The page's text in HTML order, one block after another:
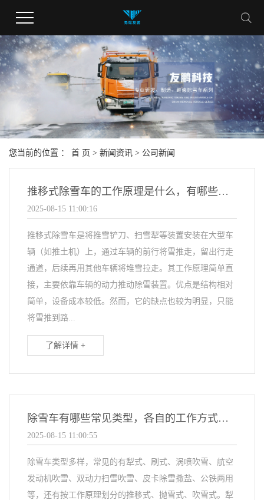
您当前的位置 ： 首 页 > 新闻资讯 > 公司新闻
推移式除雪车的工作原理是什么，有哪些优缺点及适用情况？
2025-08-15 11:00:16
推移式除雪车是将推雪铲刀、扫雪犁等装置安装在大型车
辆（如推土机）上，通过车辆的前行将雪推走，留出行走
通道，后续再用其他车辆将堆雪拉走。其工作原理简单直
接，主要依靠车辆的动力推动除雪装置。优点是结构相对
简单，设备成本较低。然而，它的缺点也较为明显，只能
将雪推到路...
了解详情 +
除雪车有哪些常见类型，各自的工作方式和适用场景是怎样的？
2025-08-15 11:00:55
除雪车类型多样，常见的有犁式、刷式、涡喷吹雪、航空
发动机吹雪、双动力扫雪吹雪、皮卡除雪撒盐、公铁两用
等，还有按工作原理划分的推移式、抛雪式、吹雪式。犁